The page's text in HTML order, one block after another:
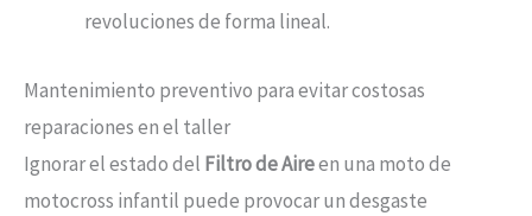
revoluciones de forma lineal.
Mantenimiento preventivo para evitar costosas
reparaciones en el taller
Ignorar el estado del Filtro de Aireen una moto de
motocross infantil puede provocar un desgaste